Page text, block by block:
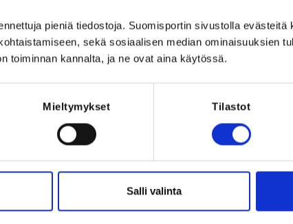
pieniä tiedostoja. Suomisportin sivustolla evästeitä
sekä sosiaalisen median ominaisuuksien
toiminnan kannalta, ja ne ovat aina käytössä.
Mieltymykset Tilastot
Salli valinta
19:00
ja ryhmävakuutuksen.